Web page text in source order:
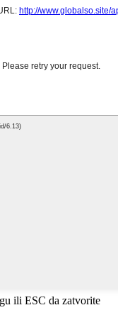
ili ESC da zatvorite